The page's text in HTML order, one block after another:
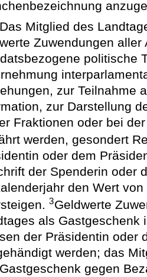
Das Mitglied des
Zuwendungen
politische
zur Teilnahme
zur Darstellung
Fraktionen oder bei
werden, gesondert
oder dem
der Spenderin oder
den Wert
3Geldwerte
als Gastgeschenk
der Präsidentin oder
werden; das
gegen